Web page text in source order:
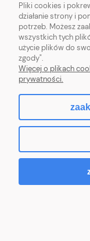
ul.
Pliki cookies i
działanie strony i
potrzeb. Możesz
wszystkich tych
użycie plików do
zgody".
Więcej o plikach
prywatności.